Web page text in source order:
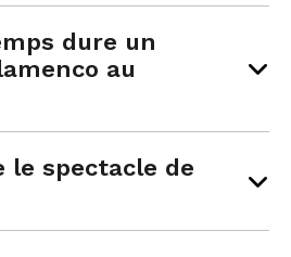
dure un
au
le spectacle de